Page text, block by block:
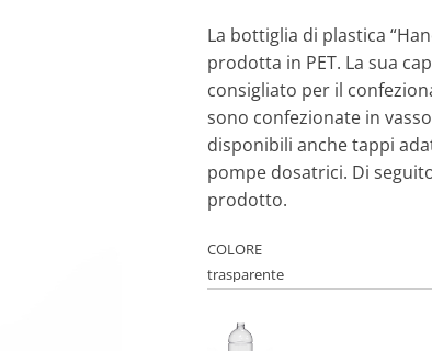
La bottiglia di plastica
prodotta in PET. La sua
consigliato per il
sono confezionate in
disponibili anche tappi
pompe dosatrici. Di
prodotto.
COLORE